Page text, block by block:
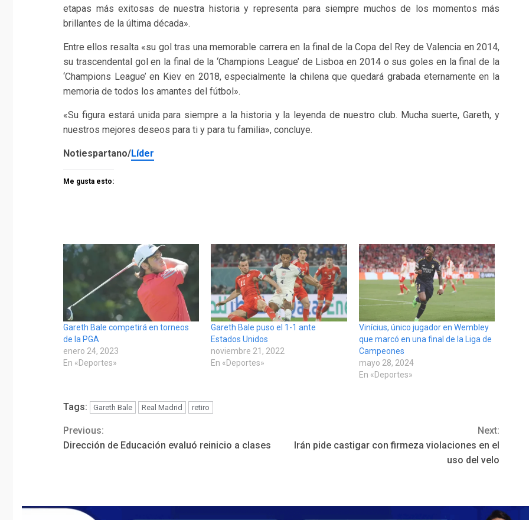
etapas más exitosas de nuestra historia y representa para siempre muchos de los momentos más
brillantes de la última década».
Entre ellos resalta «su gol tras una memorable carrera en la final de la Copa del Rey de Valencia en 2014,
su trascendental gol en la final de la ‘Champions League’ de Lisboa en 2014 o sus goles en la final de la
‘Champions League’ en Kiev en 2018, especialmente la chilena que quedará grabada eternamente en la
memoria de todos los amantes del fútbol».
«Su figura estará unida para siempre a la historia y la leyenda de nuestro club. Mucha suerte, Gareth, y
nuestros mejores deseos para ti y para tu familia», concluye.
Notiespartano/Líder
Me gusta esto:
Gareth Bale competirá en torneos
de la PGA
enero 24, 2023
En «Deportes»
Gareth Bale puso el 1-1 ante
Estados Unidos
noviembre 21, 2022
En «Deportes»
Vinícius, único jugador en Wembley
que marcó en una final de la Liga de
Campeones
mayo 28, 2024
En «Deportes»
Tags: Gareth Bale Real Madrid retiro
Continue
Previous:
Dirección de Educación evaluó reinicio a clases
Next:
Irán pide castigar con firmeza violaciones en el
uso del velo